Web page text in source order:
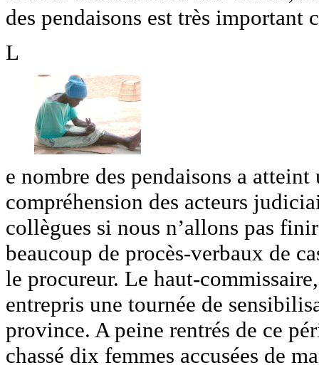
des pendaisons est très
L
e nombre des pendaisons a
compréhension des acteurs
collègues si nous n’allons pas
beaucoup de procès-verbaux de
le procureur. Le haut-
entrepris une tournée de
province. A peine rentrés de ce
chassé dix femmes accusées de